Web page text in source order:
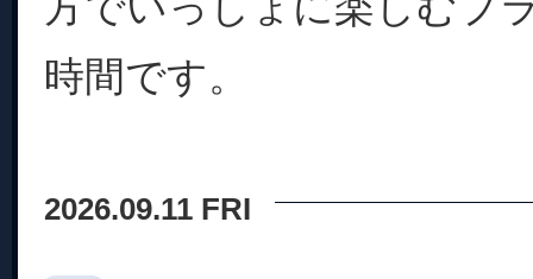
時間です。
2026.09.11 FRI